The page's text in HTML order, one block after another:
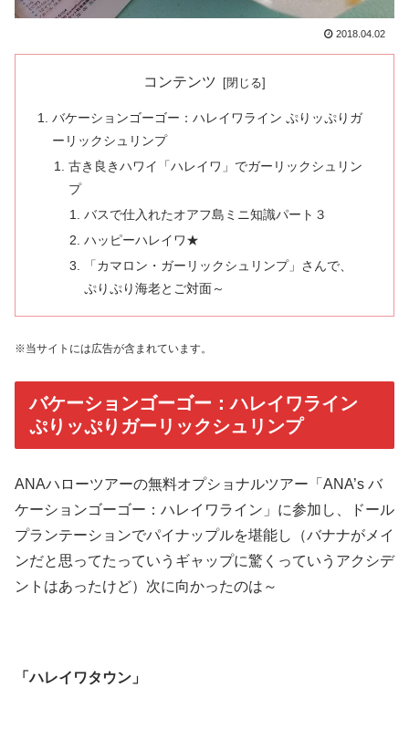
2018.04.02
コンテンツ
バケーションゴーゴー：ハレイワライン ぷりッぷりガ
ーリックシュリンプ
古き良きハワイ「ハレイワ」でガーリックシュリン
プ
バスで仕入れたオアフ島ミニ知識パート３
ハッピーハレイワ★
「カマロン・ガーリックシュリンプ」さんで、
ぷりぷり海老とご対面～
※当サイトには広告が含まれています。
バケーションゴーゴー：ハレイワライン
ぷりッぷりガーリックシュリンプ
ANAハローツアーの無料オプショナルツアー「ANA’s バ
ケーションゴーゴー：ハレイワライン」に参加し、ドール
プランテーションでパイナップルを堪能し（バナナがメイ
ンだと思ってたっていうギャップに驚くっていうアクシデ
ントはあったけど）次に向かったのは～
「ハレイワタウン」